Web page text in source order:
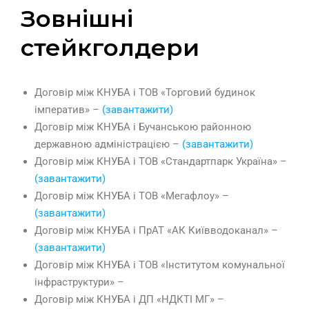
Зовнішні
стейкголдери
Договір між КНУБА і ТОВ «Торговий будинок
імператив» – (завантажити)
Договір між КНУБА і Бучанською районною
державною адміністрацією – (завантажити)
Договір між КНУБА і ТОВ «Стандартпарк Україна» –
(завантажити)
Договір між КНУБА і ТОВ «Мегафлоу» –
(завантажити)
Договір між КНУБА і ПрАТ «АК Київводоканал» –
(завантажити)
Договір між КНУБА і ТОВ «Інститутом комунальної
інфраструктури» –
Договір між КНУБА і ДП «НДКТІ МГ» –